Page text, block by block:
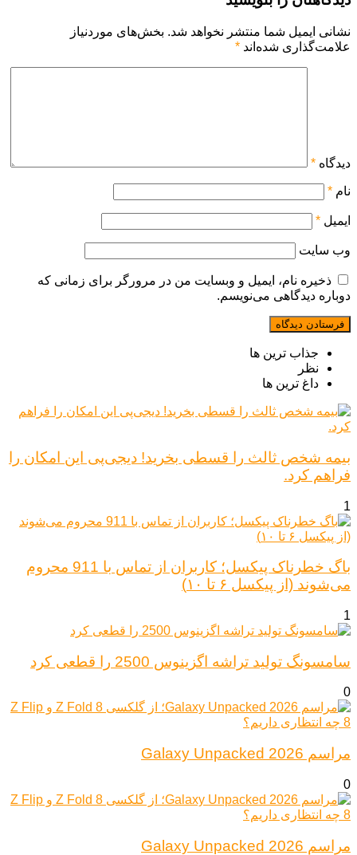
نشانی ایمیل شما منتشر نخواهد شد. بخش‌های موردنیاز
علامت‌گذاری شده‌اند *
دیدگاه *
نام *
ایمیل *
وب‌ سایت
ذخیره نام، ایمیل و وبسایت من در مرورگر برای زمانی که
دوباره دیدگاهی می‌نویسم.
جذاب ترین ها
نظر
داغ ترین ها
بیمه شخص ثالث را قسطی بخرید! دیجی‌پی این امکان را
فراهم کرد.
1
باگ خطرناک پیکسل؛ کاربران از تماس با 911 محروم
می‌شوند (از پیکسل ۶ تا ۱۰)
1
سامسونگ تولید تراشه اگزینوس 2500 را قطعی کرد
0
مراسم Galaxy Unpacked 2026
0
مراسم Galaxy Unpacked 2026